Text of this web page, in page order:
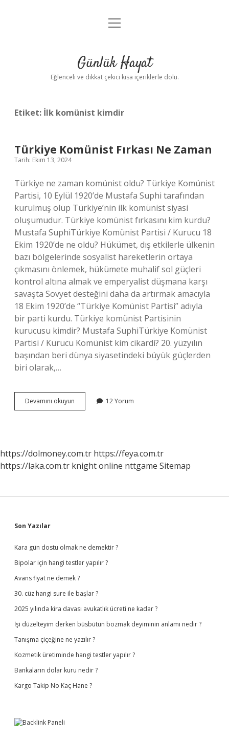
Anasayfa
Yasal Uyarı
menüyü
Günlük Hayat
Eğlenceli ve dikkat çekici kısa içeriklerle dolu.
Etiket: İlk komünist kimdir
Türkiye Komünist Fırkası Ne Zaman
Tarih: Ekim 13, 2024
Türkiye ne zaman komünist oldu? Türkiye Komünist
Partisi, 10 Eylül 1920’de Mustafa Suphi tarafından
kurulmuş olup Türkiye’nin ilk komünist siyasi
oluşumudur. Türkiye komünist fırkasını kim kurdu?
Mustafa SuphiTürkiye Komünist Partisi / Kurucu 18
Ekim 1920’de ne oldu? Hükümet, dış etkilerle ülkenin
bazı bölgelerinde sosyalist hareketlerin ortaya
çıkmasını önlemek, hükümete muhalif sol güçleri
kontrol altına almak ve emperyalist düşmana karşı
savaşta Sovyet desteğini daha da artırmak amacıyla
18 Ekim 1920’de “Türkiye Komünist Partisi” adıyla
bir parti kurdu. Türkiye komünist Partisinin
kurucusu kimdir? Mustafa SuphiTürkiye Komünist
Partisi / Kurucu Komünist kim cikardi? 20. yüzyılın
başından beri dünya siyasetindeki büyük güçlerden
biri olarak,…
Devamını okuyun
Komünist
12 Yorum
https://dolmoney.com.tr https://feya.com.tr
https://laka.com.tr knight online nttgame Sitemap
Sidebar
Son Yazılar
Kara gün dostu olmak ne demektir ?
Bipolar için hangi testler yapılır ?
Avans fiyat ne demek ?
30. cüz hangi sure ile başlar ?
2025 yılında kira davası avukatlık ücreti ne kadar ?
İşi düzelteyim derken büsbütün bozmak deyiminin anlamı nedir ?
Tanışma çiçeğine ne yazılır ?
Kozmetik üretiminde hangi testler yapılır ?
Bankaların dolar kuru nedir ?
Kargo Takip No Kaç Hane ?